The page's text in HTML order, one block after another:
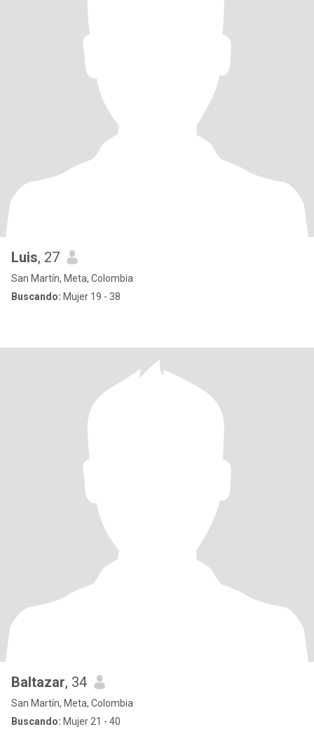
Luis, 27
San Martín, Meta, Colombia
Buscando: Mujer 19 - 38
Baltazar, 34
San Martín, Meta, Colombia
Buscando: Mujer 21 - 40